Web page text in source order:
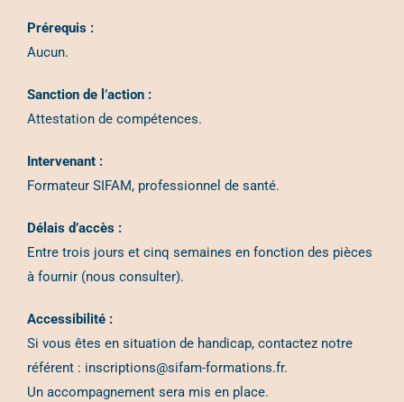
Prérequis :
Aucun.
Sanction de l’action :
Attestation de compétences.
Intervenant :
Formateur SIFAM, professionnel de santé.
Délais d’accès :
Entre trois jours et cinq semaines en fonction des pièces
à fournir (nous consulter).
Accessibilité :
Si vous êtes en situation de handicap, contactez notre
référent : inscriptions@sifam-formations.fr.
Un accompagnement sera mis en place.